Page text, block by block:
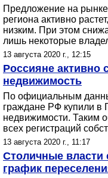
Предложение на
региона активно
низким. При этом
лишь некоторые
13 августа 2020 г., 12:15
Россияне активно
недвижимость
По официальным
граждане РФ купили в
недвижимости. Таким
всех регистраций
13 августа 2020 г., 11:17
Столичные власти
график